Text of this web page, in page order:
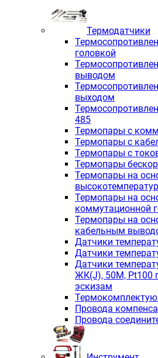
Термодатчики
головкой
выводом
выходом
485
Термопары с
Термопары с
Термопары с
Термопары
Термопары на
Термопары на
коммутационной
Термопары на
кабельным
Датчики
Датчики
Датчики
ЖК(J), 50М, Pt100
эскизам
Провода
Провода